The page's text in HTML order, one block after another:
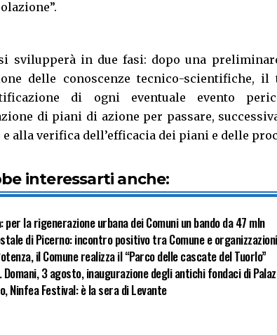
svilupperà in due fasi: dopo una
delle conoscenze tecnico-scientifiche,
di ogni eventuale evento
di piani di azione per passare,
alla verifica dell’efficacia dei piani e delle
interessarti anche:
per la rigenerazione urbana dei Comuni un bando da 47 mln
di Picerno: incontro positivo tra Comune e
il Comune realizza il “Parco delle cascate del Tuorlo”
3 agosto, inaugurazione degli antichi fondaci di
Ninfea Festival: è la sera di Levante